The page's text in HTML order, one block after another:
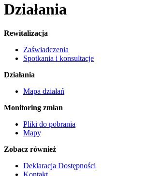
Działania
Rewitalizacja
Zaświadczenia
Spotkania i konsultacje
Działania
Mapa działań
Monitoring zmian
Pliki do pobrania
Mapy
Zobacz również
Deklaracja Dostępności
Kontakt